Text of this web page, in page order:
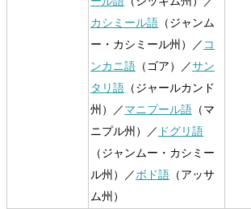
カシミール語 （ジャンム
ー・カシミール州）／ コ
ンカニ語 （ゴア）／サン
タリ語 （ジャールカンド
州）／マニプール語 （マ
ニプル州）／ ドグリ語
（ジャンムー・カシミー
ル州）／ボド語 （アッサ
ム州）